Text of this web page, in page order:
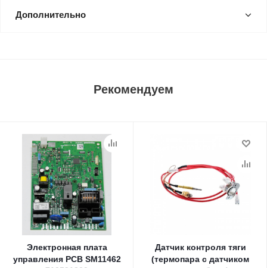
Дополнительно
Рекомендуем
Электронная плата
управления PCB SM11462
Датчик контроля тяги
(термопара с датчиком